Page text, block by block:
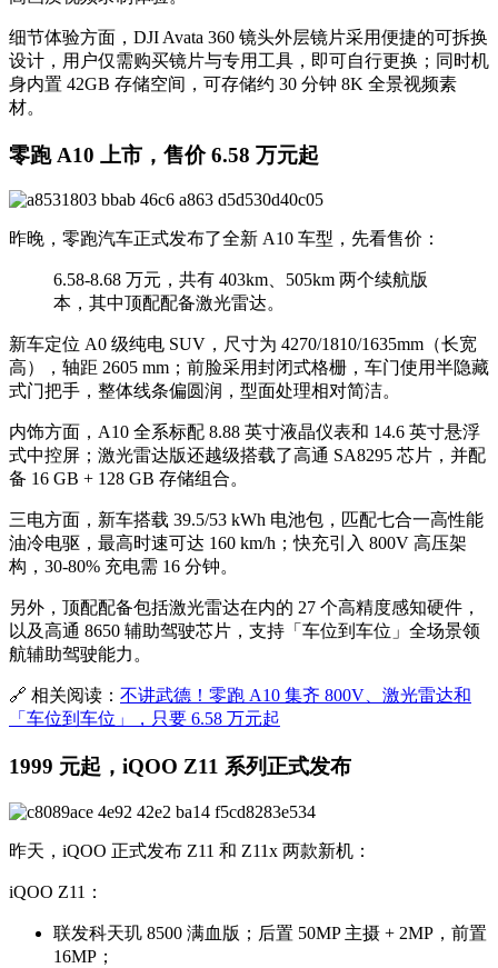
细节体验方面，DJI Avata 360 镜头外层镜片采用便捷的可拆换
设计，用户仅需购买镜片与专用工具，即可自行更换；同时机
身内置 42GB 存储空间，可存储约 30 分钟 8K 全景视频素
材。
零跑 A10 上市，售价 6.58 万元起
昨晚，零跑汽车正式发布了全新 A10 车型，先看售价：
6.58-8.68 万元，共有 403km、505km 两个续航版
本，其中顶配配备激光雷达。
新车定位 A0 级纯电 SUV，尺寸为 4270/1810/1635mm（长宽
高），轴距 2605 mm；前脸采用封闭式格栅，车门使用半隐藏
式门把手，整体线条偏圆润，型面处理相对简洁。
内饰方面，A10 全系标配 8.88 英寸液晶仪表和 14.6 英寸悬浮
式中控屏；激光雷达版还越级搭载了高通 SA8295 芯片，并配
备 16 GB + 128 GB 存储组合。
三电方面，新车搭载 39.5/53 kWh 电池包，匹配七合一高性能
油冷电驱，最高时速可达 160 km/h；快充引入 800V 高压架
构，30-80% 充电需 16 分钟。
另外，顶配配备包括激光雷达在内的 27 个高精度感知硬件，
以及高通 8650 辅助驾驶芯片，支持「车位到车位」全场景领
航辅助驾驶能力。
🔗 相关阅读： 不讲武德！零跑 A10 集齐 800V、激光雷达和
「车位到车位」，只要 6.58 万元起
1999 元起，iQOO Z11 系列正式发布
昨天，iQOO 正式发布 Z11 和 Z11x 两款新机：
iQOO Z11：
联发科天玑 8500 满血版；后置 50MP 主摄 + 2MP，前置
16MP；